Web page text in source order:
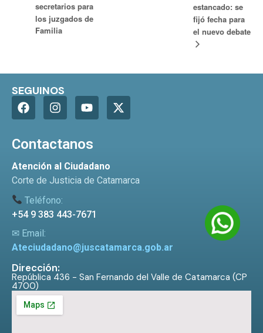
secretarios para
los juzgados de
Familia
estancado: se
fijó fecha para
el nuevo debate
SEGUINOS
Contactanos
Atención al Ciudadano
Corte de Justicia de Catamarca
Teléfono:
+54 9 383 443-7671
✉ Email:
Ateciudadano@juscatamarca.gob.ar
Dirección:
República 436 - San Fernando del Valle de Catamarca (CP
4700)